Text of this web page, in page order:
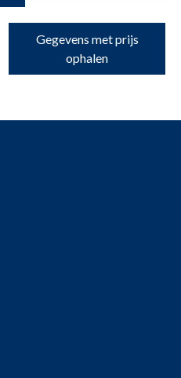
Gegevens met prijs
ophalen